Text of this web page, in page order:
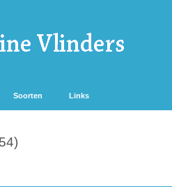
Soorten Links